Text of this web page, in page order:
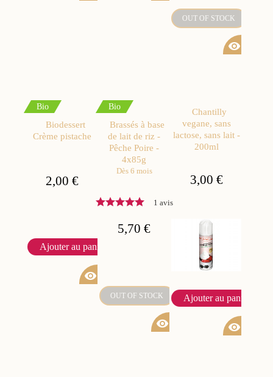
OUT OF STOCK
visibility
Bio
Biodessert
Crème pistache
2,00 €
Ajouter au panier
visibility
Bio
Brassés à base
de lait de riz -
Pêche Poire -
4x85g
Dès 6 mois
1 avis
5,70 €
OUT OF STOCK
visibility
Chantilly
vegane, sans
lactose, sans lait -
200ml
3,00 €
Ajouter au panier
visibility